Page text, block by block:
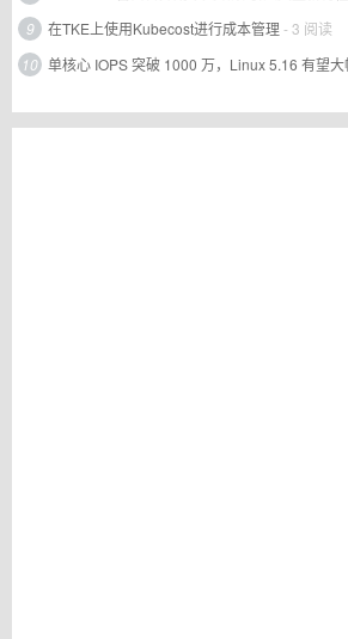
9
在TKE上使用Kubecost进行成本管理- 3 阅读
10 单核心 IOPS 突破 1000 万，Linux 5.16 有望